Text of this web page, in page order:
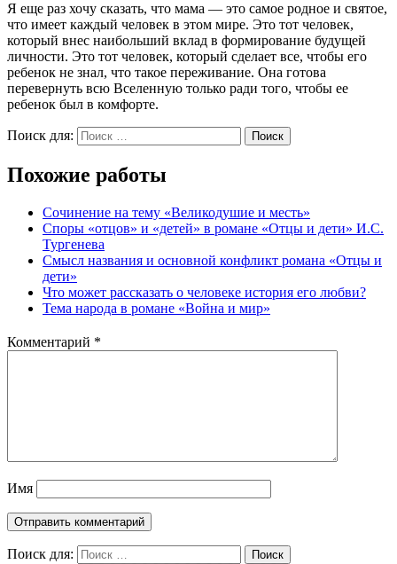
Я еще раз хочу сказать, что мама — это самое родное и святое,
что имеет каждый человек в этом мире. Это тот человек,
который внес наибольший вклад в формирование будущей
личности. Это тот человек, который сделает все, чтобы его
ребенок не знал, что такое переживание. Она готова
перевернуть всю Вселенную только ради того, чтобы ее
ребенок был в комфорте.
Поиск для: Поиск
Похожие работы
Сочинение на тему «Великодушие и месть»
Споры «отцов» и «детей» в романе «Отцы и дети» И.С.
Тургенева
Смысл названия и основной конфликт романа «Отцы и
дети»
Что может рассказать о человеке история его любви?
Тема народа в романе «Война и мир»
Комментарий *
Имя
Поиск для: Поиск